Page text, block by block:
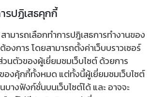
รปฏิเสธคุกกี้
ามารถเลือกทำการปฎิเสธการทำงานของ
งการ โดยสามารถตั้งค่าเว็บบราวเซอร์
นตัวของผู้เยี่ยมชมเว็บไซต์ ด้วยการ
องคุ้กกี้ทั้งหมด แต่ทั้งนี้ผู้เยี่ยมชมเว็บไซต์
บางฟังก์ชั่นบนเว็บไซต์ได้ และ อาจจะ